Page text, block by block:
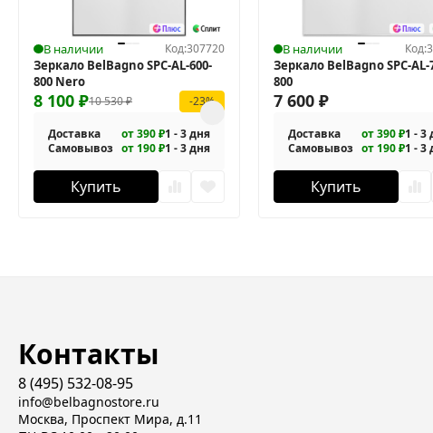
В наличии Код:307720
Зеркало BelBagno SPC-AL-600-
800 Nero
10 530₽
8 100 ₽ -23%
Доставка от 390 ₽1 - 3 дня
Самовывоз от 190 ₽1 - 3 дня
Купить
В наличии Код:
Зеркало BelBagno SPC-AL-
800
7 600 ₽
Доставка от 390 ₽1 - 3
Самовывоз от 190 ₽1 - 3
Купить
Контакты
8 (495) 532-08-95
info@belbagnostore.ru
Москва, Проспект Мира, д.11